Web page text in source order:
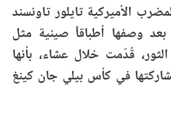
الأميركية تايلور تاونسند
بعد وصفها أطباقاً صينية مثل
قُدّمت خلال عشاء، بأنها
في كأس بيلي جان كينغ